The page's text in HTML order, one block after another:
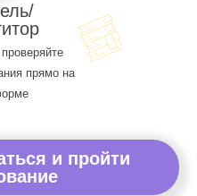
прямо на
и пройти